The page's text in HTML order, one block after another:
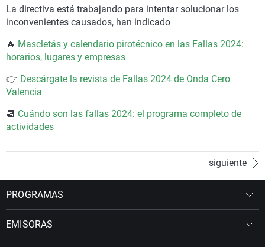
La directiva está trabajando para intentar solucionarlos
inconvenientes causados, han indicado
🔥 Mascletás y calendario pirotécnico en las Fallas 2024:
horarios, lugares y empresas
👉 Descárgate la revista de Fallas 2024 de Onda Cero
Valencia
📆 Cuándo son las fallas 2024: el programa completo de
actividades
siguiente
PROGRAMAS
EMISORAS